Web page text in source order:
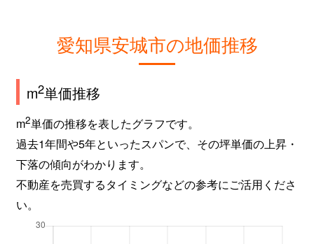
愛知県安城市の地価推移
m2単価推移
m2単価の推移を表したグラフです。
過去1年間や5年といったスパンで、その坪単価の上昇・
下落の傾向がわかります。
不動産を売買するタイミングなどの参考にご活用くださ
い。